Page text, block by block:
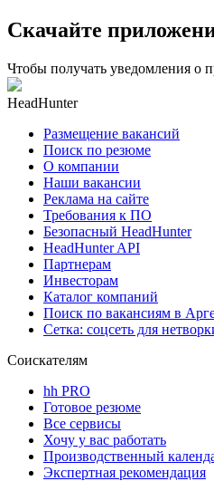
Скачайте
Чтобы получать уведомления о
HeadHunter
Размещение вакансий
Поиск по резюме
О компании
Наши вакансии
Реклама на сайте
Требования к ПО
Безопасный HeadHunter
HeadHunter API
Партнерам
Инвесторам
Каталог компаний
Поиск по вакансиям в
Сетка: соцсеть для
Соискателям
hh PRO
Готовое резюме
Все сервисы
Хочу у вас работать
Производственный
Экспертная рекомендация